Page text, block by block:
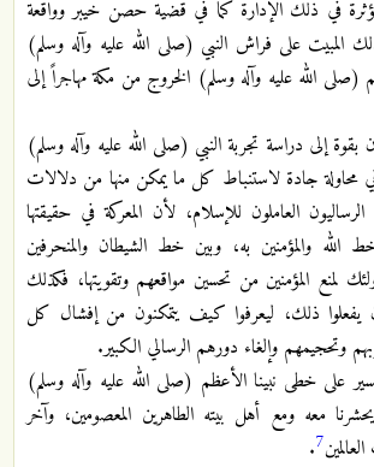
في ذلك الإدارة كما في قضية حصن خيبر وواقعة
على فراش النبي (صلى الله عليه وآله وسلم)
(صلى الله عليه وآله وسلم) الخروج من مكة مهاجراً إلى
بقوة إلى دراسة تجربة النبي (صلى الله عليه وآله وسلم)
محاولة جادة لاستنباط كل ما يمكن منها من دلالات
الرساليون العاملون للإسلام، لأن المعركة في حقيقتها
والمؤمنين به، وبين خط الشيطان والمنحرفين
لمنع المؤمنين من تحسين مواقعهم وتقويتها، فكذلك
يفعلوا ذلك، ليعرفوا كيف يتمكنون من إفشال كل
وتحجيمهم وإلغاء دورهم الرسالي الكبير.
على خطى نبينا الأعظم (صلى الله عليه وآله وسلم)
معه ومع أهل بيته الطاهرين المعصومين، وآخر
7
.